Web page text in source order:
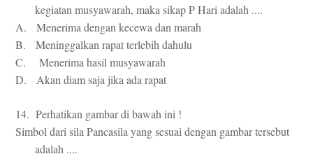
kegiatan musyawarah, maka sikap P Hari adalah ....
A. Menerima dengan kecewa dan marah
B. Meninggalkan rapat terlebih dahulu
C. Menerima hasil musyawarah
D. Akan diam saja jika ada rapat
14. Perhatikan gambar di bawah ini !
Simbol dari sila Pancasila yang sesuai dengan gambar tersebut
adalah ....